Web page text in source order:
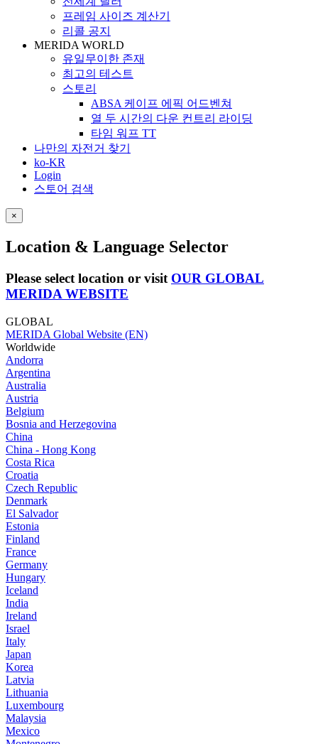
프레임 사이즈 계산기
리콜 공지
MERIDA WORLD
유일무이한 존재
최고의 테스트
스토리
ABSA 케이프 에픽 어드벤쳐
열 두 시간의 다운 컨트리 라이딩
타임 워프 TT
나만의 자전거 찾기
ko-KR
Login
스토어 검색
×
Location & Language Selector
Please select location or visit OUR GLOBAL
MERIDA WEBSITE
GLOBAL
MERIDA Global Website (EN)
Worldwide
Andorra
Argentina
Australia
Austria
Belgium
Bosnia and Herzegovina
China
China - Hong Kong
Costa Rica
Croatia
Czech Republic
Denmark
El Salvador
Estonia
Finland
France
Germany
Hungary
Iceland
India
Ireland
Israel
Italy
Japan
Korea
Latvia
Lithuania
Luxembourg
Malaysia
Mexico